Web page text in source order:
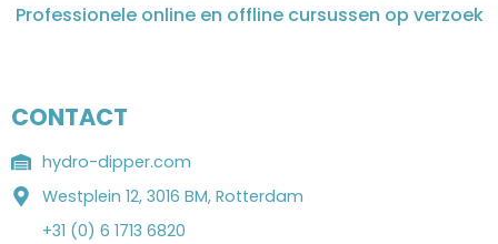
Professionele online en offline cursussen op verzoek
CONTACT
hydro-dipper.com
Westplein 12, 3016 BM, Rotterdam
+31 (0) 6 1713 6820